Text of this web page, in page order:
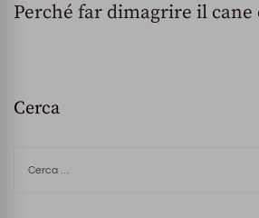
Perché far dimagrire il cane
Cerca
per: